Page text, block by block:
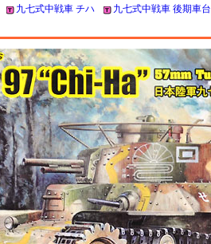
九七式中戦車 チハ 九七式中戦車 後期車台